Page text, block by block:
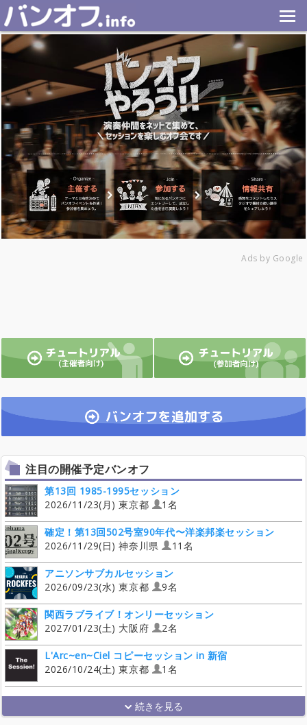
Ads by Google
注目の開催予定バンオフ
第13回 1985-1995セッション
2026/11/23(月) 東京都
1名
確定！第13回502号室90年代〜洋楽邦楽セッション
2026/11/29(日) 神奈川県
11名
アニソンサブカルセッション
2026/09/23(水) 東京都
9名
関西ラブライブ！オンリーセッション
2027/01/23(土) 大阪府
2名
L'Arc~en~Ciel コピーセッション in 新宿
2026/10/24(土) 東京都
1名